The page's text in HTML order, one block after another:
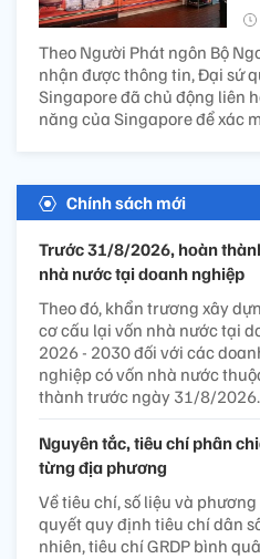
Theo Người Phát ngôn Bộ
nhận được thông tin, Đại sứ
Singapore đã chủ động liên
năng của Singapore để xác
Chính sách mới
Trước 31/8/2026, hoàn
nhà nước tại doanh nghiệp
Theo đó, khẩn trương xây
cơ cấu lại vốn nhà nước tại
2026 - 2030 đối với các
nghiệp có vốn nhà nước
thành trước ngày 31/8/2026.
Nguyên tắc, tiêu chí phân
từng địa phương
Về tiêu chí, số liệu và
quyết quy định tiêu chí dân
nhiên, tiêu chí GRDP bình